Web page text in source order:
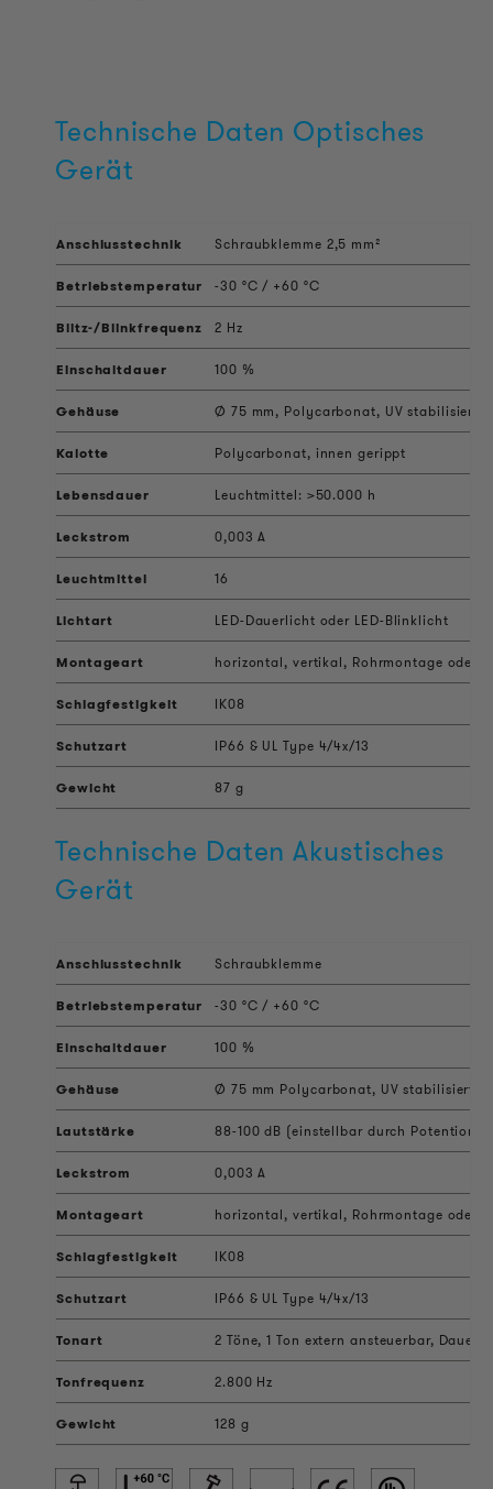
Technische Daten Optisches
Gerät
Anschlusstechnik Schraubklemme 2,5 mm²
Betriebstemperatur -30 °C / +60 °C
Blitz-/Blinkfrequenz 2 Hz
Einschaltdauer 100 %
Gehäuse Ø 75 mm, Polycarbonat, UV stabilisiert
Kalotte Polycarbonat, innen gerippt
Lebensdauer Leuchtmittel: >50.000 h
Leckstrom 0,003 A
Leuchtmittel 16
Lichtart LED-Dauerlicht oder LED-Blinklicht
Montageart horizontal, vertikal, Rohrmontage oder
Schlagfestigkeit IK08
Schutzart IP66 & UL Type 4/4x/13
Gewicht 87 g
Technische Daten Akustisches
Gerät
Anschlusstechnik Schraubklemme
Betriebstemperatur -30 °C / +60 °C
Einschaltdauer 100 %
Gehäuse Ø 75 mm Polycarbonat, UV stabilisiert
Lautstärke 88-100 dB (einstellbar durch
Leckstrom 0,003 A
Montageart horizontal, vertikal, Rohrmontage oder
Schlagfestigkeit IK08
Schutzart IP66 & UL Type 4/4x/13
Tonart 2 Töne, 1 Ton extern ansteuerbar,
Tonfrequenz 2.800 Hz
Gewicht 128 g